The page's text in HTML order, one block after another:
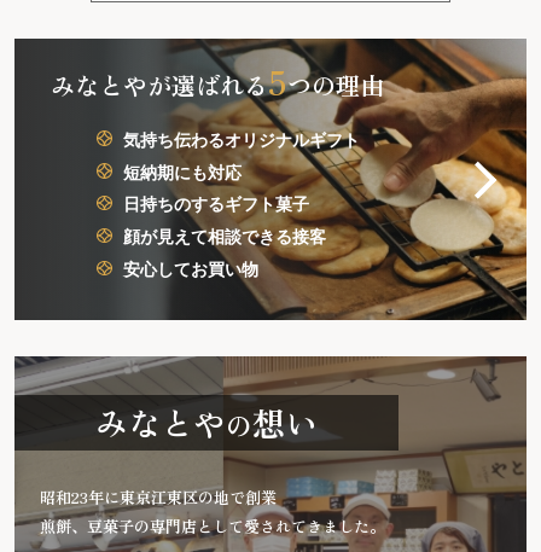
みなとやが選ばれる5つの理由
気持ち伝わるオリジナルギフト
短納期にも対応
日持ちのするギフト菓子
顔が見えて相談できる接客
安心してお買い物
みなとやの想い
昭和23年に東京江東区の地で創業
煎餅、豆菓子の専門店として愛されてきました。